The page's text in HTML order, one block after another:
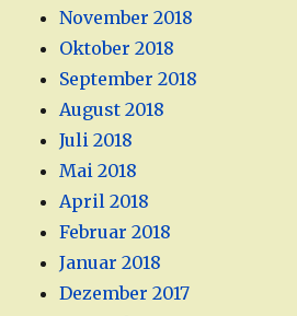
November 2018
Oktober 2018
September 2018
August 2018
Juli 2018
Mai 2018
April 2018
Februar 2018
Januar 2018
Dezember 2017